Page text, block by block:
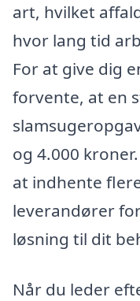
art, hvilket
hvor lang tid
For at give dig
forvente, at en
og 4.000
at indhente
leverandører
løsning til dit
Når du leder